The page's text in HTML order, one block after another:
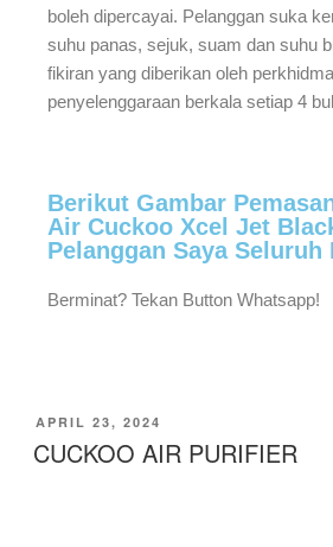
boleh dipercayai. Pelanggan suka
suhu panas, sejuk, suam dan suhu
fikiran yang diberikan oleh
penyelenggaraan berkala setiap 4
Berikut Gambar
Air Cuckoo Xcel Jet
Pelanggan Saya Seluruh
Berminat? Tekan Button Whatsapp!
APRIL 23, 2024
CUCKOO AIR PURIFIER